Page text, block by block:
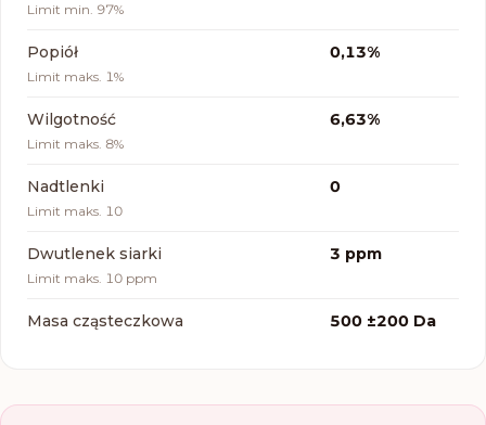
Limit min. 97%
Popiół
Limit maks. 1%
0,13%
Wilgotność
Limit maks. 8%
6,63%
Nadtlenki
Limit maks. 10
0
Dwutlenek siarki
Limit maks. 10 ppm
3 ppm
Masa cząsteczkowa 500 ±200 Da